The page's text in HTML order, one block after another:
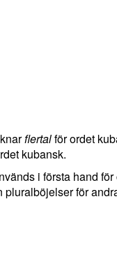
flertalför ordet
kubansk.
i första hand
för